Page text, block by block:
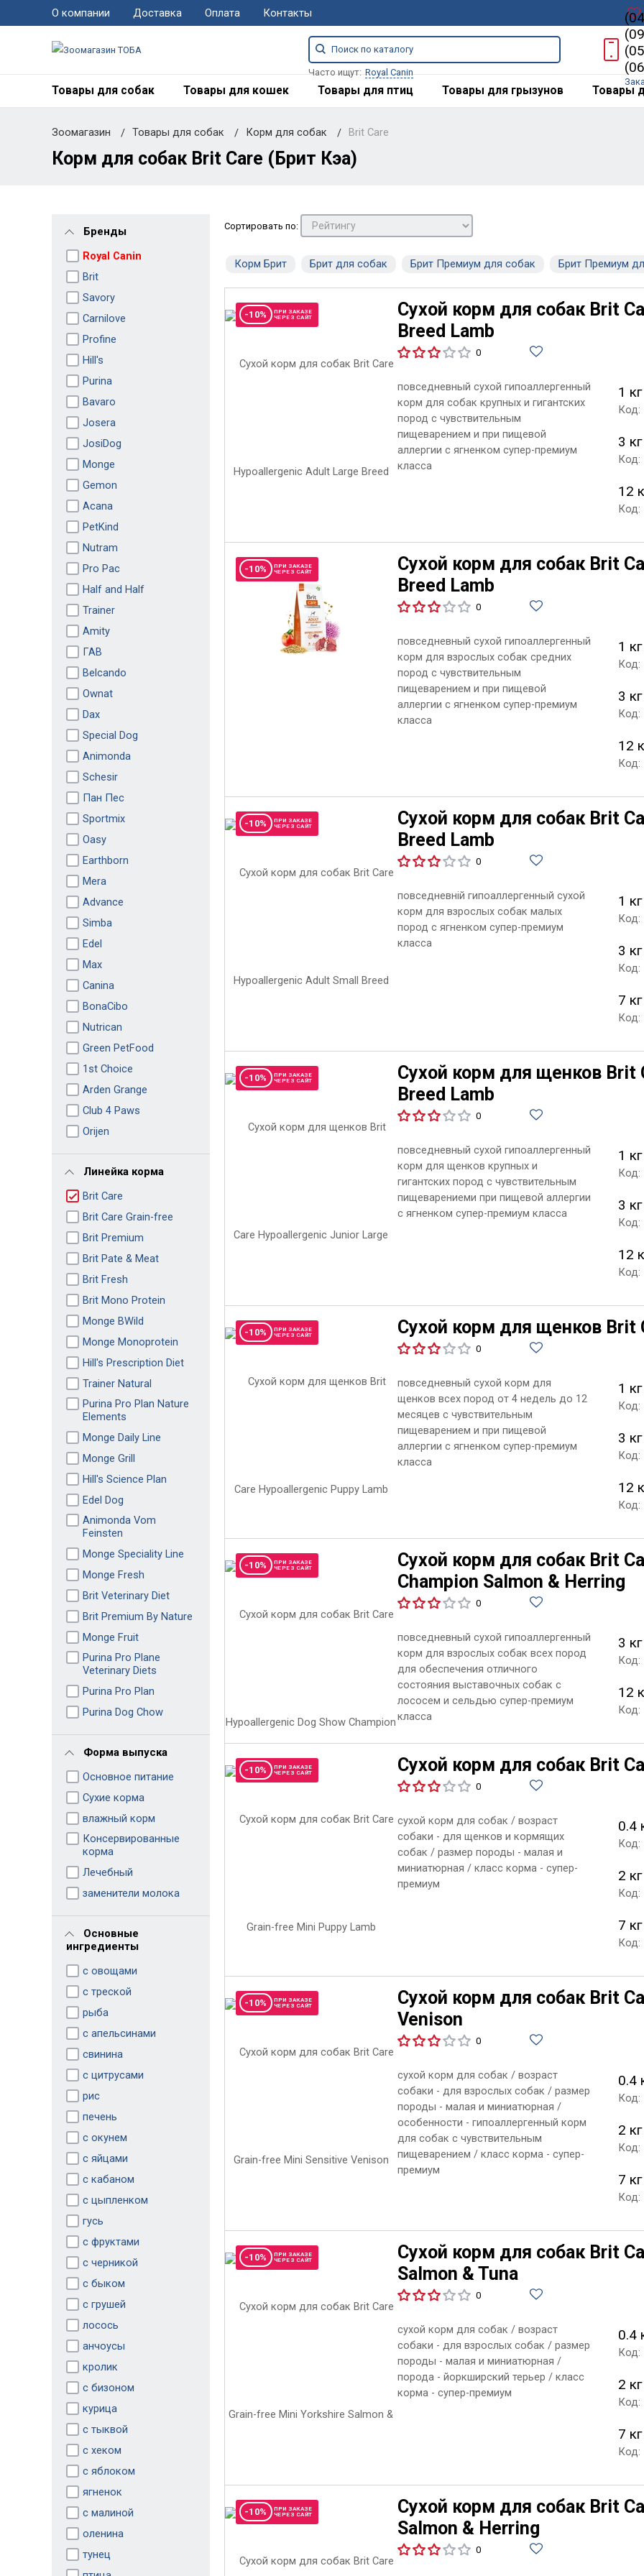
О компании Доставка Оплата Контакты
Часто ищут: Royal Canin
Товары для собак Товары для кошек Товары для птиц Товары для грызунов Товары
Зоомагазин Товары для собак Корм для собак Brit Care
Корм для собак Brit Care (Брит Кэа)
Бренды
Royal Canin
Brit
Savory
Carnilove
Profine
Hill's
Purina
Bavaro
Josera
JosiDog
Monge
Gemon
Acana
PetKind
Nutram
Pro Pac
Half and Half
Trainer
Amity
ГАВ
Belcando
Ownat
Dax
Special Dog
Animonda
Schesir
Пан Пес
Sportmix
Oasy
Earthborn
Mera
Advance
Simba
Edel
Max
Canina
BonaCibo
Nutrican
Green PetFood
1st Choice
Arden Grange
Club 4 Paws
Orijen
Линейка корма
Brit Care
Brit Care Grain-free
Brit Premium
Brit Pate & Meat
Brit Fresh
Brit Mono Protein
Monge BWild
Monge Monoprotein
Hill's Prescription Diet
Trainer Natural
Purina Pro Plan Nature
Elements
Monge Daily Line
Monge Grill
Hill's Science Plan
Edel Dog
Animonda Vom
Feinsten
Monge Speciality Line
Monge Fresh
Brit Veterinary Diet
Brit Premium By Nature
Monge Fruit
Purina Pro Plane
Veterinary Diets
Purina Pro Plan
Purina Dog Chow
Форма выпуска
Основное питание
Сухие корма
влажный корм
Консервированные
корма
Лечебный
заменители молока
Основные
ингредиенты
с овощами
с треской
рыба
с апельсинами
свинина
с цитрусами
рис
печень
с окунем
с яйцами
с кабаном
с цыпленком
гусь
с фруктами
с черникой
с быком
с грушей
лосось
анчоусы
кролик
с бизоном
курица
с тыквой
с хеком
с яблоком
ягненок
с малиной
оленина
тунец
Сортировать по:
Корм Брит Брит для собак Брит Премиум для собак Брит Премиум
-10%
ПРИ ЗАКАЗЕ
ЧЕРЕЗ САЙТ
Сухой корм для собак Brit
Breed Lamb
0
повседневный сухой гипоаллергенный
корм для собак крупных и гигантских
пород с чувствительным
пищеварением и при пищевой
аллергии с ягненком супер-премиум
класса
1 кг
Код:
3 кг
Код:
12
Код:
-10%
ПРИ ЗАКАЗЕ
ЧЕРЕЗ САЙТ
Сухой корм для собак Brit
Breed Lamb
0
повседневный сухой гипоаллергенный
корм для взрослых собак средних
пород с чувствительным
пищеварением и при пищевой
аллергии с ягненком супер-премиум
класса
1 кг
Код:
3 кг
Код:
12
Код:
-10%
ПРИ ЗАКАЗЕ
ЧЕРЕЗ САЙТ
Сухой корм для собак Brit
Breed Lamb
0
повседневній гипоаллергенный сухой
корм для взрослых собак малых
пород с ягненком супер-премиум
класса
1 кг
Код:
3 кг
Код:
7 кг
Код:
-10%
ПРИ ЗАКАЗЕ
ЧЕРЕЗ САЙТ
Сухой корм для щенков Brit
Breed Lamb
0
повседневный сухой гипоаллергенный
корм для щенков крупных и
гигантских пород с чувствительным
пищеварениеми при пищевой аллергии
с ягненком супер-премиум класса
1 кг
Код:
3 кг
Код:
12
Код:
-10%
ПРИ ЗАКАЗЕ
ЧЕРЕЗ САЙТ
Сухой корм для щенков Brit
0
повседневный сухой корм для
щенков всех пород от 4 недель до 12
месяцев с чувствительным
пищеварением и при пищевой
аллергии с ягненком супер-премиум
класса
1 кг
Код:
3 кг
Код:
12
Код:
-10%
ПРИ ЗАКАЗЕ
ЧЕРЕЗ САЙТ
Сухой корм для собак Brit
Champion Salmon & Herring
0
повседневный сухой гипоаллергенный
корм для взрослых собак всех пород
для обеспечения отличного
состояния выставочных собак с
лососем и сельдью супер-премиум
класса
3 кг
Код:
12
Код:
-10%
ПРИ ЗАКАЗЕ
ЧЕРЕЗ САЙТ
Сухой корм для собак Brit
0
сухой корм для собак / возраст
собаки - для щенков и кормящих
собак / размер породы - малая и
миниатюрная / класс корма - супер-
премиум
0.4
Код:
2 кг
Код:
7 кг
Код:
-10%
ПРИ ЗАКАЗЕ
ЧЕРЕЗ САЙТ
Сухой корм для собак Brit
Venison
0
сухой корм для собак / возраст
собаки - для взрослых собак / размер
породы - малая и миниатюрная /
особенности - гипоаллергенный корм
для собак с чувствительным
пищеварением / класс корма - супер-
премиум
0.4
Код:
2 кг
Код:
7 кг
Код:
-10%
ПРИ ЗАКАЗЕ
ЧЕРЕЗ САЙТ
Сухой корм для собак Brit
Salmon & Tuna
0
сухой корм для собак / возраст
собаки - для взрослых собак / размер
породы - малая и миниатюрная /
порода - йоркширский терьер / класс
корма - супер-премиум
0.4
Код:
2 кг
Код:
7 кг
Код:
-10%
ПРИ ЗАКАЗЕ
ЧЕРЕЗ САЙТ
Сухой корм для собак Brit
Salmon & Herring
0